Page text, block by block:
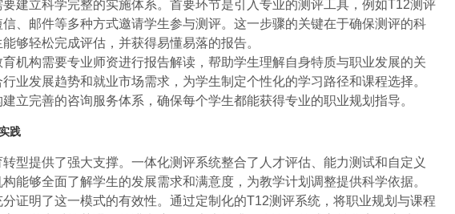
建立科学完整的实施体系。首要环节是引入专业的测评工具，例如T12测评
、邮件等多种方式邀请学生参与测评。这一步骤的关键在于确保测评的科
够轻松完成评估，并获得易懂易落的报告。
机构需要专业师资进行报告解读，帮助学生理解自身特质与职业发展的关
业发展趋势和就业市场需求，为学生制定个性化的学习路径和课程选择。
立完善的咨询服务体系，确保每个学生都能获得专业的职业规划指导。
践
型提供了强大支撑。一体化测评系统整合了人才评估、能力测试和自定义
能够全面了解学生的发展需求和满意度，为教学计划调整提供科学依据。
证明了这一模式的有效性。通过定制化的T12测评系统，将职业规划与课程